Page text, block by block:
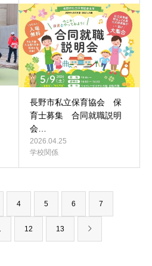
長野市私立保育協会 保
育士募集 合同就職説明
会…
2026.04.25
学校関係
4 5 6 7
12 13